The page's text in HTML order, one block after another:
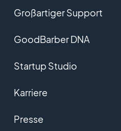
Großartiger Support
GoodBarber DNA
Startup Studio
Karriere
Presse